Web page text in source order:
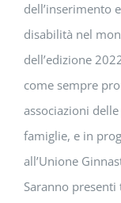
dell’inserimento
disabilità nel
dell’edizione
come sempre
associazioni
famiglie, e in
all’Unione
Saranno presenti